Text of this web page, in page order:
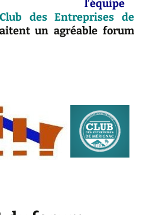
l’équipe
Club des Entreprises de
un agréable forum